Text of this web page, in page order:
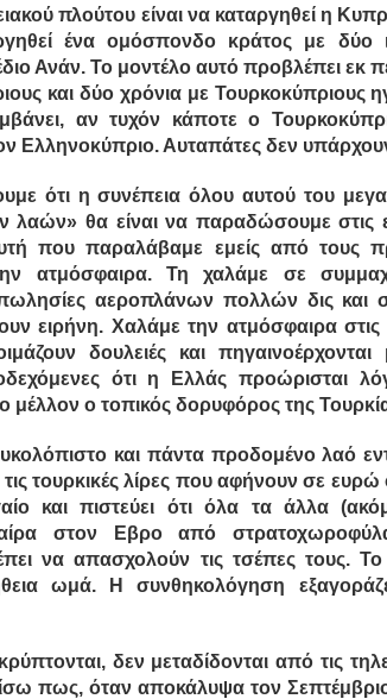
πλούτου είναι να καταργηθεί η
ένα ομόσπονδο κράτος με δύο
Ανάν. Το μοντέλο αυτό προβλέπει εκ
και δύο χρόνια με Τουρκοκύπριους
αν τυχόν κάποτε ο
Ελληνοκύπριο. Αυταπάτες δεν
ότι η συνέπεια όλου αυτού του
λαών» θα είναι να παραδώσουμε στις
που παραλάβαμε εμείς από τους
ατμόσφαιρα. Τη χαλάμε σε
αεροπλάνων πολλών δις και
ειρήνη. Χαλάμε την ατμόσφαιρα στις
δουλειές και πηγαινοέρχονται
ότι η Ελλάς προώρισται
μέλλον ο τοπικός δορυφόρος της
και πάντα προδομένο λαό
τουρκικές λίρες που αφήνουν σε ευρώ
και πιστεύει ότι όλα τα άλλα
στον Εβρο από
να απασχολούν τις τσέπες τους.
ωμά. Η συνθηκολόγηση
δεν μεταδίδονται από τις
πως, όταν αποκάλυψα τον